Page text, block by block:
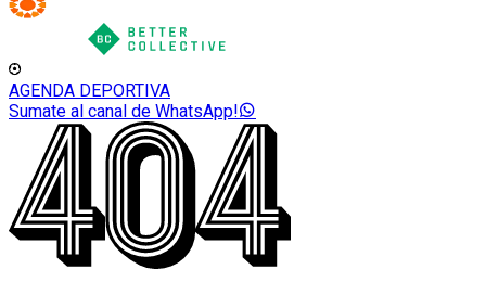
AGENDA DEPORTIVA
Sumate al canal de WhatsApp!